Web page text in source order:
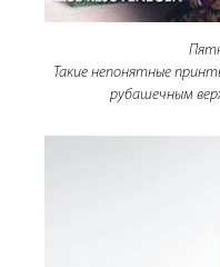
Такие непонятные
рубашечным